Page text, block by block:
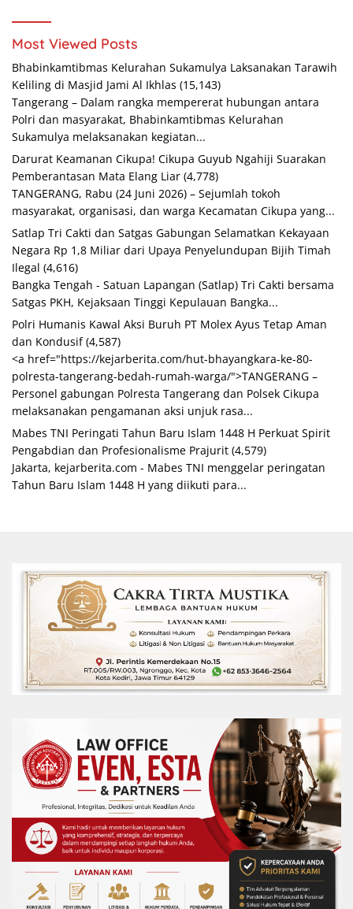
Most Viewed Posts
Bhabinkamtibmas Kelurahan Sukamulya Laksanakan Tarawih
Keliling di Masjid Jami Al Ikhlas (15,143)
Tangerang – Dalam rangka mempererat hubungan antara
Polri dan masyarakat, Bhabinkamtibmas Kelurahan
Sukamulya melaksanakan kegiatan...
Darurat Keamanan Cikupa! Cikupa Guyub Ngahiji Suarakan
Pemberantasan Mata Elang Liar (4,778)
TANGERANG, Rabu (24 Juni 2026) – Sejumlah tokoh
masyarakat, organisasi, dan warga Kecamatan Cikupa yang...
Satlap Tri Cakti dan Satgas Gabungan Selamatkan Kekayaan
Negara Rp 1,8 Miliar dari Upaya Penyelundupan Bijih Timah
Ilegal (4,616)
Bangka Tengah - Satuan Lapangan (Satlap) Tri Cakti bersama
Satgas PKH, Kejaksaan Tinggi Kepulauan Bangka...
Polri Humanis Kawal Aksi Buruh PT Molex Ayus Tetap Aman
dan Kondusif (4,587)
<a href="https://kejarberita.com/hut-bhayangkara-ke-80-
polresta-tangerang-bedah-rumah-warga/">TANGERANG –
Personel gabungan Polresta Tangerang dan Polsek Cikupa
melaksanakan pengamanan aksi unjuk rasa...
Mabes TNI Peringati Tahun Baru Islam 1448 H Perkuat Spirit
Pengabdian dan Profesionalisme Prajurit (4,579)
Jakarta, kejarberita.com - Mabes TNI menggelar peringatan
Tahun Baru Islam 1448 H yang diikuti para...